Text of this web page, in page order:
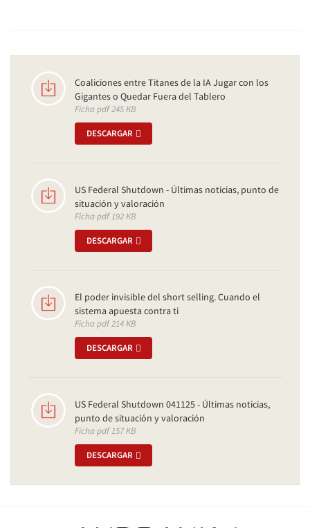
Coaliciones entre Titanes de la IA Jugar con los
Gigantes o Quedar Fuera del Tablero
Ficha pdf 245 KB
DESCARGAR
US Federal Shutdown - Últimas noticias, punto de
situación y valoración
Ficha pdf 192 KB
DESCARGAR
El poder invisible del short selling. Cuando el
sistema apuesta contra ti
Ficha pdf 214 KB
DESCARGAR
US Federal Shutdown 041125 - Últimas noticias,
punto de situación y valoración
Ficha pdf 157 KB
DESCARGAR